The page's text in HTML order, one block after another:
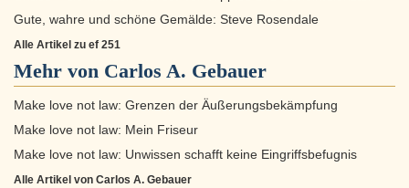
Gute, wahre und schöne Gemälde: Steve Rosendale
Alle Artikel zu ef 251
Mehr von Carlos A. Gebauer
Make love not law: Grenzen der Äußerungsbekämpfung
Make love not law: Mein Friseur
Make love not law: Unwissen schafft keine Eingriffsbefugnis
Alle Artikel von Carlos A. Gebauer